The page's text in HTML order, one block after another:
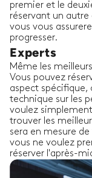
premier et le
réservant un autre
vous vous
progresser.
Experts
Même les
Vous pouvez
aspect
technique sur les
voulez
trouver les
sera en mesure
vous ne voulez
réserver l'après-